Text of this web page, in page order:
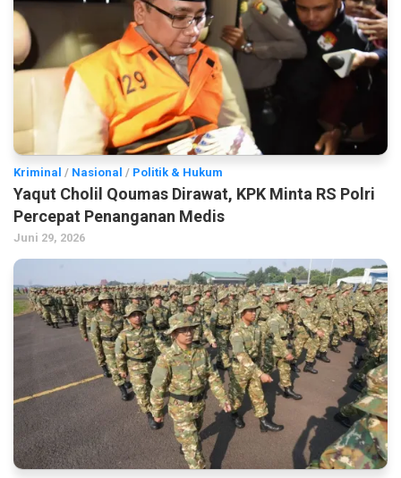
Kriminal / Nasional / Politik & Hukum
Yaqut Cholil Qoumas Dirawat, KPK Minta RS Polri
Percepat Penanganan Medis
Juni 29, 2026